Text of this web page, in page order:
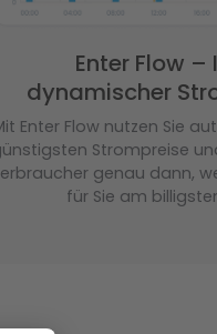
Enter Flow –
dynamischer
Enter Flow nutzen Sie
Strompreise
genau dann,
für Sie am